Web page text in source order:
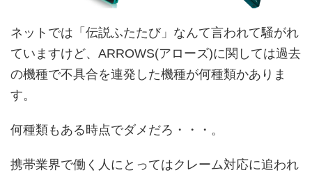
ネットでは「伝説ふたたび」なんて言われて騒がれ
ていますけど、ARROWS(アローズ)に関しては過去
の機種で不具合を連発した機種が何種類かありま
す。
何種類もある時点でダメだろ・・・。
携帯業界で働く人にとってはクレーム対応に追われ